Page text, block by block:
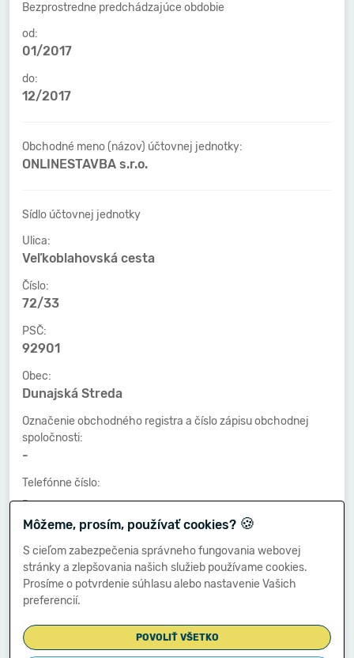
Bezprostredne predchádzajúce obdobie
od:
01/2017
do:
12/2017
Obchodné meno (názov) účtovnej jednotky:
ONLINESTAVBA s.r.o.
Sídlo účtovnej jednotky
Ulica:
Veľkoblahovská cesta
Číslo:
72/33
PSČ:
92901
Obec:
Dunajská Streda
Označenie obchodného registra a číslo zápisu obchodnej
spoločnosti:
-
Telefónne číslo:
-
Faxové číslo:
-
E-mailová adresa:
-
Zostavená dňa:
Môžeme, prosím, používať cookies? 🍪
S cieľom zabezpečenia správneho fungovania webovej
stránky a zlepšovania našich služieb používame cookies.
Prosíme o potvrdenie súhlasu alebo nastavenie Vašich
preferencií.
POVOLIŤ VŠETKO